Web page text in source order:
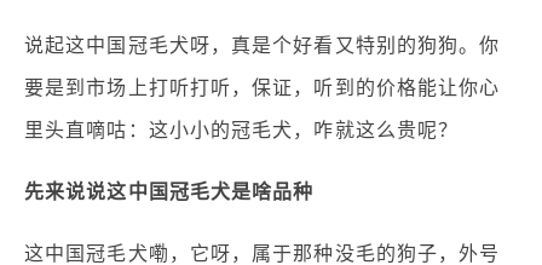
说起这中国冠毛犬呀，真是个好看又特别的狗狗。你
要是到市场上打听打听，保证，听到的价格能让你心
里头直嘀咕：这小小的冠毛犬，咋就这么贵呢？
先来说说这中国冠毛犬是啥品种
这中国冠毛犬嘞，它呀，属于那种没毛的狗子，外号